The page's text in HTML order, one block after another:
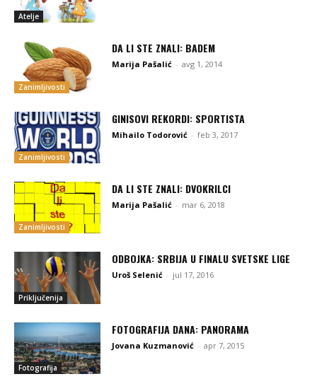
Atelje
Zanimljivosti
DA LI STE ZNALI: BADEM
Marija Pašalić - avg 1, 2014
Zanimljivosti
GINISOVI REKORDI: SPORTISTA
Mihailo Todorović - feb 3, 2017
Zanimljivosti
DA LI STE ZNALI: DVOKRILCI
Marija Pašalić - mar 6, 2018
Priključenija
ODBOJKA: SRBIJA U FINALU SVETSKE LIGE
Uroš Selenić - jul 17, 2016
Fotografija
FOTOGRAFIJA DANA: PANORAMA
Jovana Kuzmanović - apr 7, 2015